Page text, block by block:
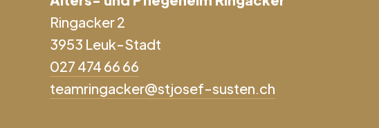
Ringacker 2
3953 Leuk-Stadt
027 474 66 66
teamringacker@stjosef-susten.ch